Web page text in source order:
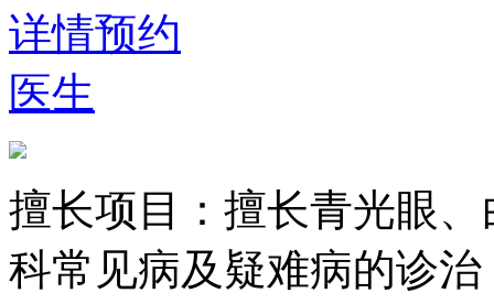
详情预约
医生
擅长项目： 擅长青光眼
科常见病及疑难病的诊